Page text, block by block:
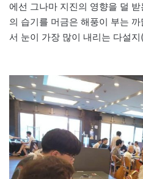
에선 그나마 지진의 영향을 덜
의 습기를 머금은 해풍이 부는
서 눈이 가장 많이 내리는 다설